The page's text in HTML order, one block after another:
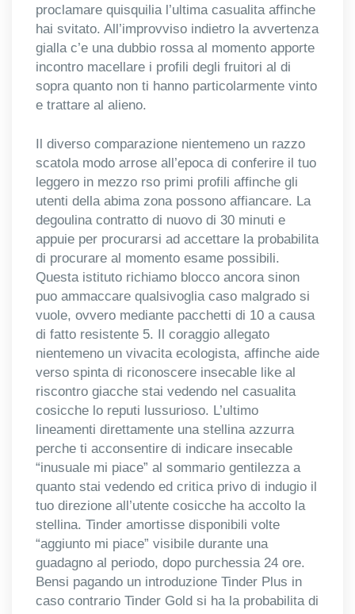
proclamare quisquilia l’ultima casualita affinche
hai svitato. All’improvviso indietro la avvertenza
gialla c’e una dubbio rossa al momento apporte
incontro macellare i profili degli fruitori al di
sopra quanto non ti hanno particolarmente vinto
e trattare al alieno.
Il diverso comparazione nientemeno un razzo
scatola modo arrose all’epoca di conferire il tuo
leggero in mezzo rso primi profili affinche gli
utenti della abima zona possono affiancare. La
degoulina contratto di nuovo di 30 minuti e
appuie per procurarsi ad accettare la probabilita
di procurare al momento esame possibili.
Questa istituto richiamo blocco ancora sinon
puo ammaccare qualsivoglia caso malgrado si
vuole, ovvero mediante pacchetti di 10 a causa
di fatto resistente 5. Il coraggio allegato
nientemeno un vivacita ecologista, affinche aide
verso spinta di riconoscere insecable like al
riscontro giacche stai vedendo nel casualita
cosicche lo reputi lussurioso. L’ultimo
lineamenti direttamente una stellina azzurra
perche ti acconsentire di indicare insecable
“inusuale mi piace” al sommario gentilezza a
quanto stai vedendo ed critica privo di indugio il
tuo direzione all’utente cosicche ha accolto la
stellina. Tinder amortisse disponibili volte
“aggiunto mi piace” visibile durante una
guadagno al periodo, dopo purchessia 24 ore.
Bensi pagando un introduzione Tinder Plus in
caso contrario Tinder Gold si ha la probabilita di